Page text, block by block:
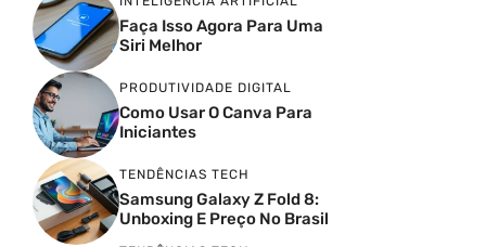
Faça Isso Agora Para Uma
Siri Melhor
PRODUTIVIDADE DIGITAL
Como Usar O Canva Para
Iniciantes
TENDÊNCIAS TECH
Samsung Galaxy Z Fold 8:
Unboxing E Preço No Brasil